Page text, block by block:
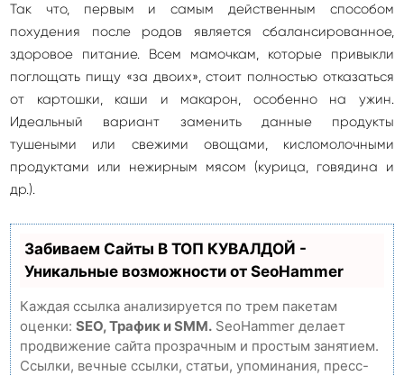
Так что, первым и самым действенным способом
похудения после родов является сбалансированное,
здоровое питание. Всем мамочкам, которые привыкли
поглощать пищу «за двоих», стоит полностью отказаться
от картошки, каши и макарон, особенно на ужин.
Идеальный вариант заменить данные продукты
тушеными или свежими овощами, кисломолочными
продуктами или нежирным мясом (курица, говядина и
др.).
Забиваем Сайты В ТОП КУВАЛДОЙ -
Уникальные возможности от SeoHammer
Каждая ссылка анализируется по трем пакетам
оценки: SEO, Трафик и SMM. SeoHammer делает
продвижение сайта прозрачным и простым занятием.
Ссылки, вечные ссылки, статьи, упоминания, пресс-